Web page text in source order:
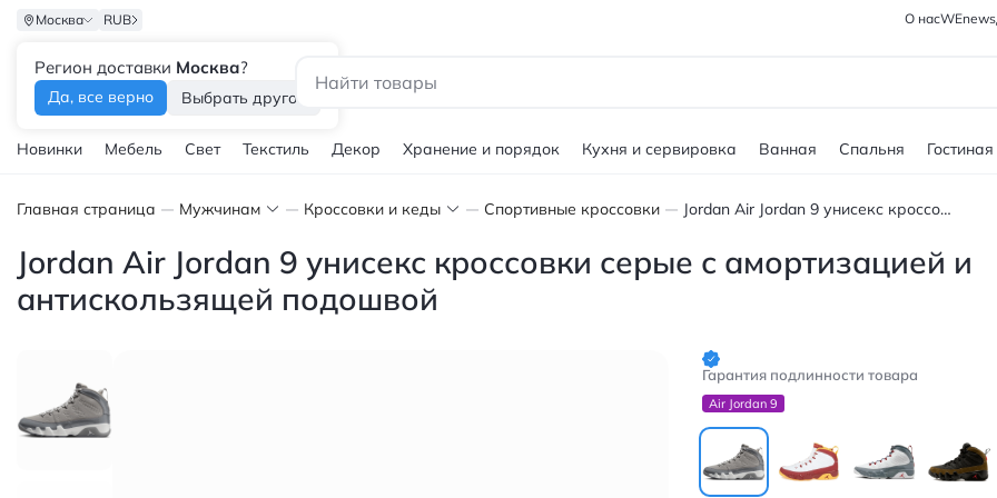
Москва
Регион доставки Москва?
Да, все верно Выбрать другой
RUB О насWEnews
Новинки Мебель Свет Текстиль Декор Хранение и порядок Кухня и сервировка Ванная Спальня Гостиная
Главная страница Мужчинам Кроссовки и кеды Спортивные кроссовки Jordan Air Jordan 9 унисекс кроссовки серые с амортизацией и антискользящей подошвой
Jordan Air Jordan 9 унисекс кроссовки серые с амортизацией и
антискользящей подошвой
Гарантия подлинности товара
Air Jordan 9